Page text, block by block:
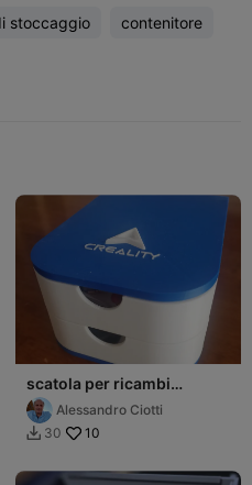
stoccaggio contenitore
scatola per ricambi
stampante
Alessandro Ciotti
 30 10